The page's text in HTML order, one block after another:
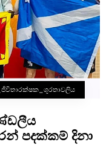
පදක්කම් දිනා